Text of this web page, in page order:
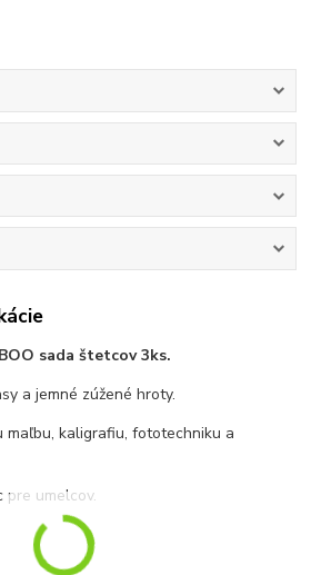
sada štetcov 3ks.
a jemné zúžené hroty.
kaligrafiu, fototechniku a
umelcov.